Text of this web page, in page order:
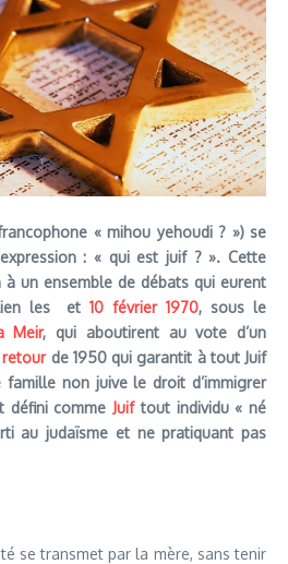
« mihou yehoudi ? ») se
: « qui est juif ? ». Cette
un ensemble de débats qui eurent
les et10 février 1970, sous le
Meir, qui aboutirent au vote d’un
de 1950 qui garantit à tout Juif
famille non juive le droit d’immigrer
défini comme Juiftout individu « né
au judaïsme et ne pratiquant pas
se transmet par la mère, sans tenir